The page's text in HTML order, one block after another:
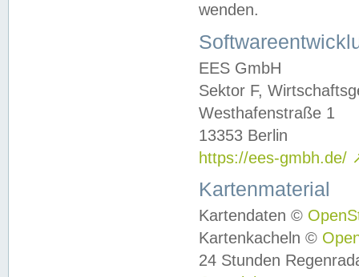
wenden.
EES GmbH
Sektor F,
Westhafenstraße 1
13353 Berlin
https://ees-gmbh.de/
Kartenmaterial
Kartendaten ©
Kartenkacheln ©
24 Stunden